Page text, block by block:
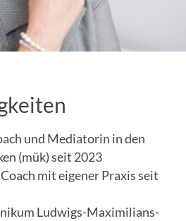
und Mediatorin in den
(mük) seit 2023
mit eigener Praxis seit
Ludwigs-Maximilians-